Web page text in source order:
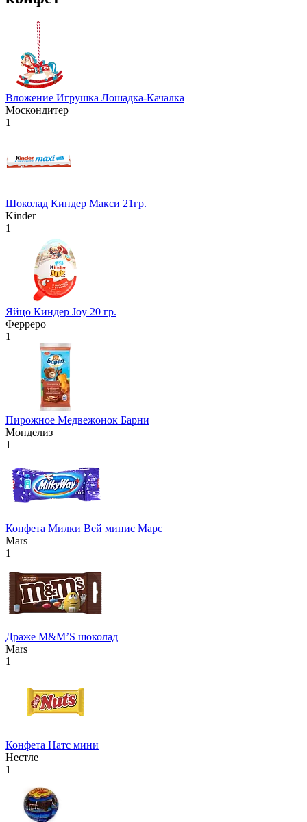
Вложение Игрушка Лошадка-Качалка
Москондитер
1
Шоколад Киндер Макси 21гр.
Kinder
1
Яйцо Киндер Joy 20 гр.
Ферреро
1
Пирожное Медвежонок Барни
Монделиз
1
Конфета Милки Вей минис Марс
Mars
1
Драже М&М’S шоколад
Mars
1
Конфета Натс мини
Нестле
1